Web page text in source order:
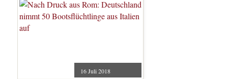
16 Juli 2018